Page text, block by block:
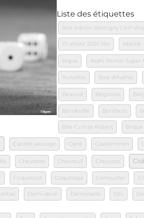
Liste des étiquettes
1ère édition Bretrigny Cerf-
111 artiste 2020 lille Abeille
Argus Asahi Pentax Super
Avocette Baie d'Authie
Beauval Bégonias
Bondoufle Bonifacio
Brie-Comte-Robert Brique
Carotte sauvage Carré Castelmoron
Chevrette Chevreuil Chrysope
Coquelicot Coquillage Cornouiller
Demi-deuil Demoiselle Dés